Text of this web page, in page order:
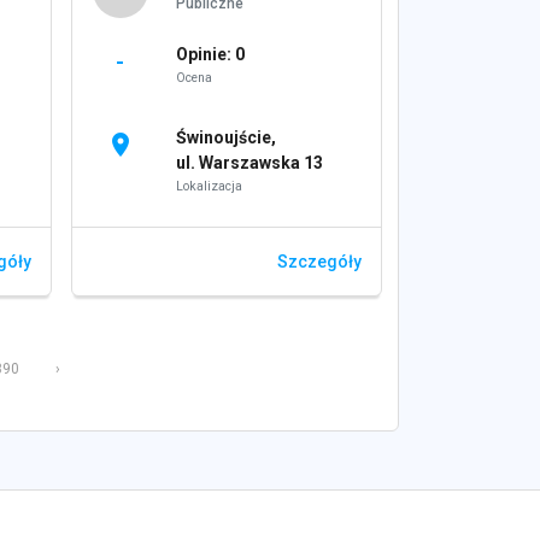
- Opinie: 0
Ocena
location_on
Świnoujście,
ul. Warszawska 13
Lokalizacja
Szczegóły
›